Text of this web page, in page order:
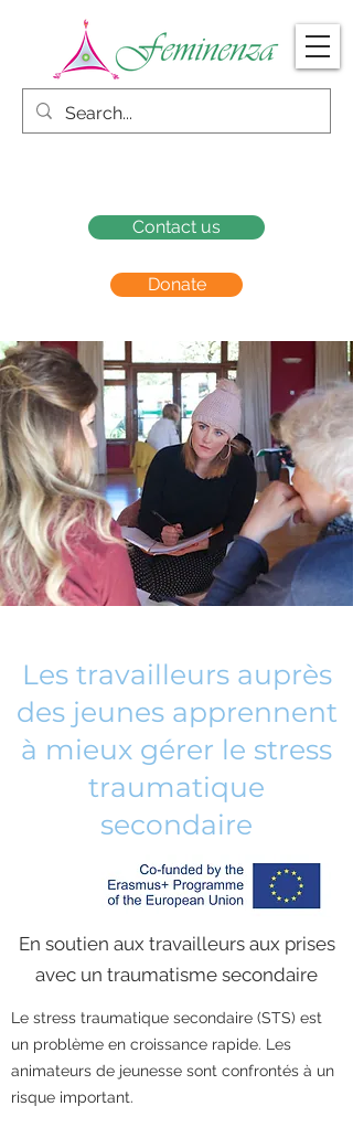
Donate
Contact us
Les travailleurs auprès
des jeunes apprennent
à mieux gérer le stress
traumatique
secondaire
En soutien aux travailleurs aux prises
avec un traumatisme secondaire
Le stress traumatique secondaire (STS) est
un problème en croissance rapide. Les
animateurs de jeunesse sont confrontés à un
risque important.